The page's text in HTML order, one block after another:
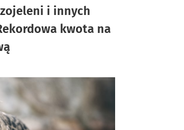
i innych
kwota na